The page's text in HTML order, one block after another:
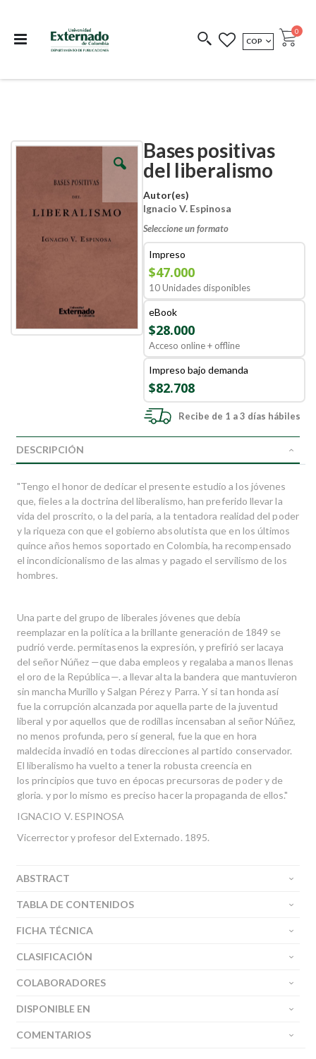
COEDICIONES REDIMIR CÓDIGO
MONEDA
COP Cart
0
Bases positivas
del liberalismo
Autor(es)
Ignacio V. Espinosa
Seleccione un formato
Impreso
$47.000
10 Unidades disponibles
eBook
$28.000
Acceso online + offline
Impreso bajo demanda
$82.708
Recibe de 1 a 3 días hábiles
Skip
Skip
DESCRIPCIÓN
"Tengo el honor de dedicar el presente estudio a los jóvenes
que, fieles a la doctrina del liberalismo, han preferido llevar la
vida del proscrito, o la del paria, a la tentadora realidad del poder
y la riqueza con que el gobierno absolutista que en los últimos
quince años hemos soportado en Colombia, ha recompensado
el incondicionalismo de las almas y pagado el servilismo de los
hombres.
Una parte del grupo de liberales jóvenes que debía
reemplazar en la política a la brillante generación de 1849 se
pudrió verde. permítasenos la expresión, y prefirió ser lacaya
del señor Núñez —que daba empleos y regalaba a manos llenas
el oro de la República—. a llevar alta la bandera que mantuvieron
sin mancha Murillo y Salgan Pérez y Parra. Y si tan honda así
fue la corrupción alcanzada por aquella parte de la juventud
liberal y por aquellos que de rodillas incensaban al señor Núñez,
no menos profunda, pero sí general, fue la que en hora
maldecida invadió en todas direcciones al partido conservador.
El liberalismo ha vuelto a tener la robusta creencia en
los principios que tuvo en épocas precursoras de poder y de
gloria. y por lo mismo es preciso hacer la propaganda de ellos."
IGNACIO V. ESPINOSA
Vicerrector y profesor del Externado. 1895.
ABSTRACT
TABLA DE CONTENIDOS
FICHA TÉCNICA
CLASIFICACIÓN
COLABORADORES
DISPONIBLE EN
COMENTARIOS